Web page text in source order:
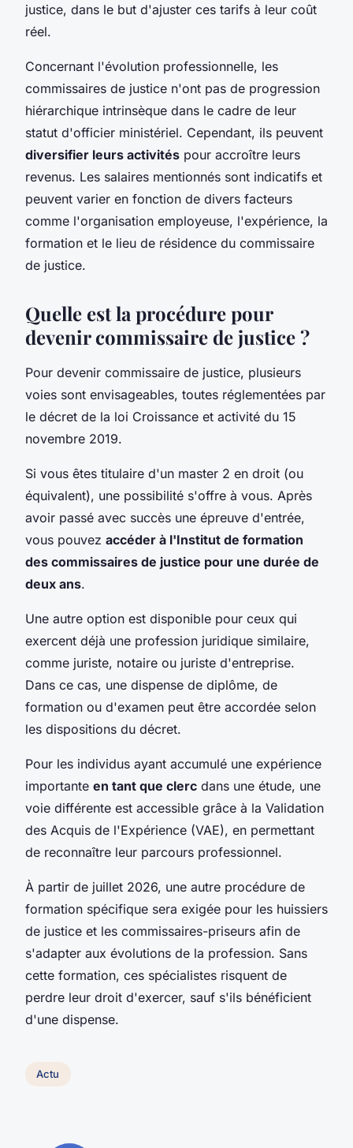
justice, dans le but d'ajuster ces tarifs à leur coût
réel.
Concernant l'évolution professionnelle, les
commissaires de justice n'ont pas de progression
hiérarchique intrinsèque dans le cadre de leur
statut d'officier ministériel. Cependant, ils peuvent
diversifier leurs activités pour accroître leurs
revenus. Les salaires mentionnés sont indicatifs et
peuvent varier en fonction de divers facteurs
comme l'organisation employeuse, l'expérience, la
formation et le lieu de résidence du commissaire
de justice.
Quelle est la procédure pour
devenir commissaire de justice ?
Pour devenir commissaire de justice, plusieurs
voies sont envisageables, toutes réglementées par
le décret de la loi Croissance et activité du 15
novembre 2019.
Si vous êtes titulaire d'un master 2 en droit (ou
équivalent), une possibilité s'offre à vous. Après
avoir passé avec succès une épreuve d'entrée,
vous pouvez accéder à l'Institut de formation
des commissaires de justice pour une durée de
deux ans.
Une autre option est disponible pour ceux qui
exercent déjà une profession juridique similaire,
comme juriste, notaire ou juriste d'entreprise.
Dans ce cas, une dispense de diplôme, de
formation ou d'examen peut être accordée selon
les dispositions du décret.
Pour les individus ayant accumulé une expérience
importante en tant que clerc dans une étude, une
voie différente est accessible grâce à la Validation
des Acquis de l'Expérience (VAE), en permettant
de reconnaître leur parcours professionnel.
À partir de juillet 2026, une autre procédure de
formation spécifique sera exigée pour les huissiers
de justice et les commissaires-priseurs afin de
s'adapter aux évolutions de la profession. Sans
cette formation, ces spécialistes risquent de
perdre leur droit d'exercer, sauf s'ils bénéficient
d'une dispense.
Actu